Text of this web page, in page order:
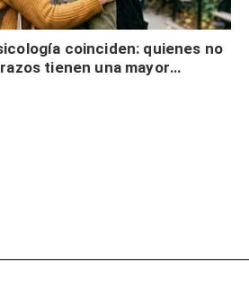
coinciden: quienes no
tienen una mayor
físicos y no es por